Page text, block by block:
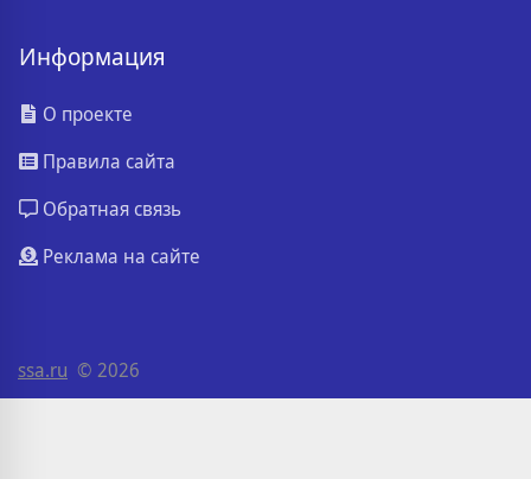
Информация
О проекте
Правила сайта
Обратная связь
Реклама на сайте
ssa.ru © 2026